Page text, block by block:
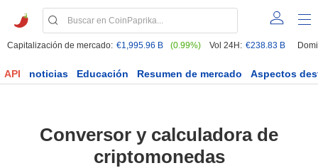
Capitalización de mercado: €1,995.96 B (0.99%) Vol 24H: €238.83 B
API noticias Educación Resumen de mercado Aspectos
Conversor y calculadora de
criptomonedas